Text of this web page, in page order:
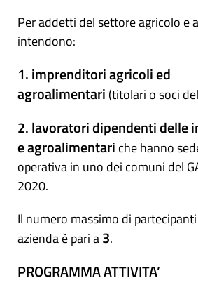
Per addetti del settore agricolo e
intendono:
1. imprenditori agricoli ed
agroalimentari (titolari o soci
2. lavoratori dipendenti delle
e agroalimentari che hanno
operativa in uno dei comuni del
2020.
Il numero massimo di
azienda è pari a3.
PROGRAMMA ATTIVITA’